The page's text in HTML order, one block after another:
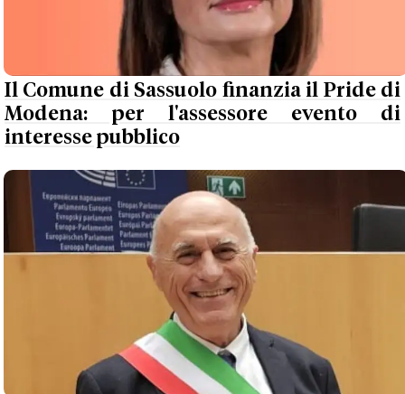
Il Comune di Sassuolo finanzia il Pride di
Modena: per l'assessore evento di
interesse pubblico